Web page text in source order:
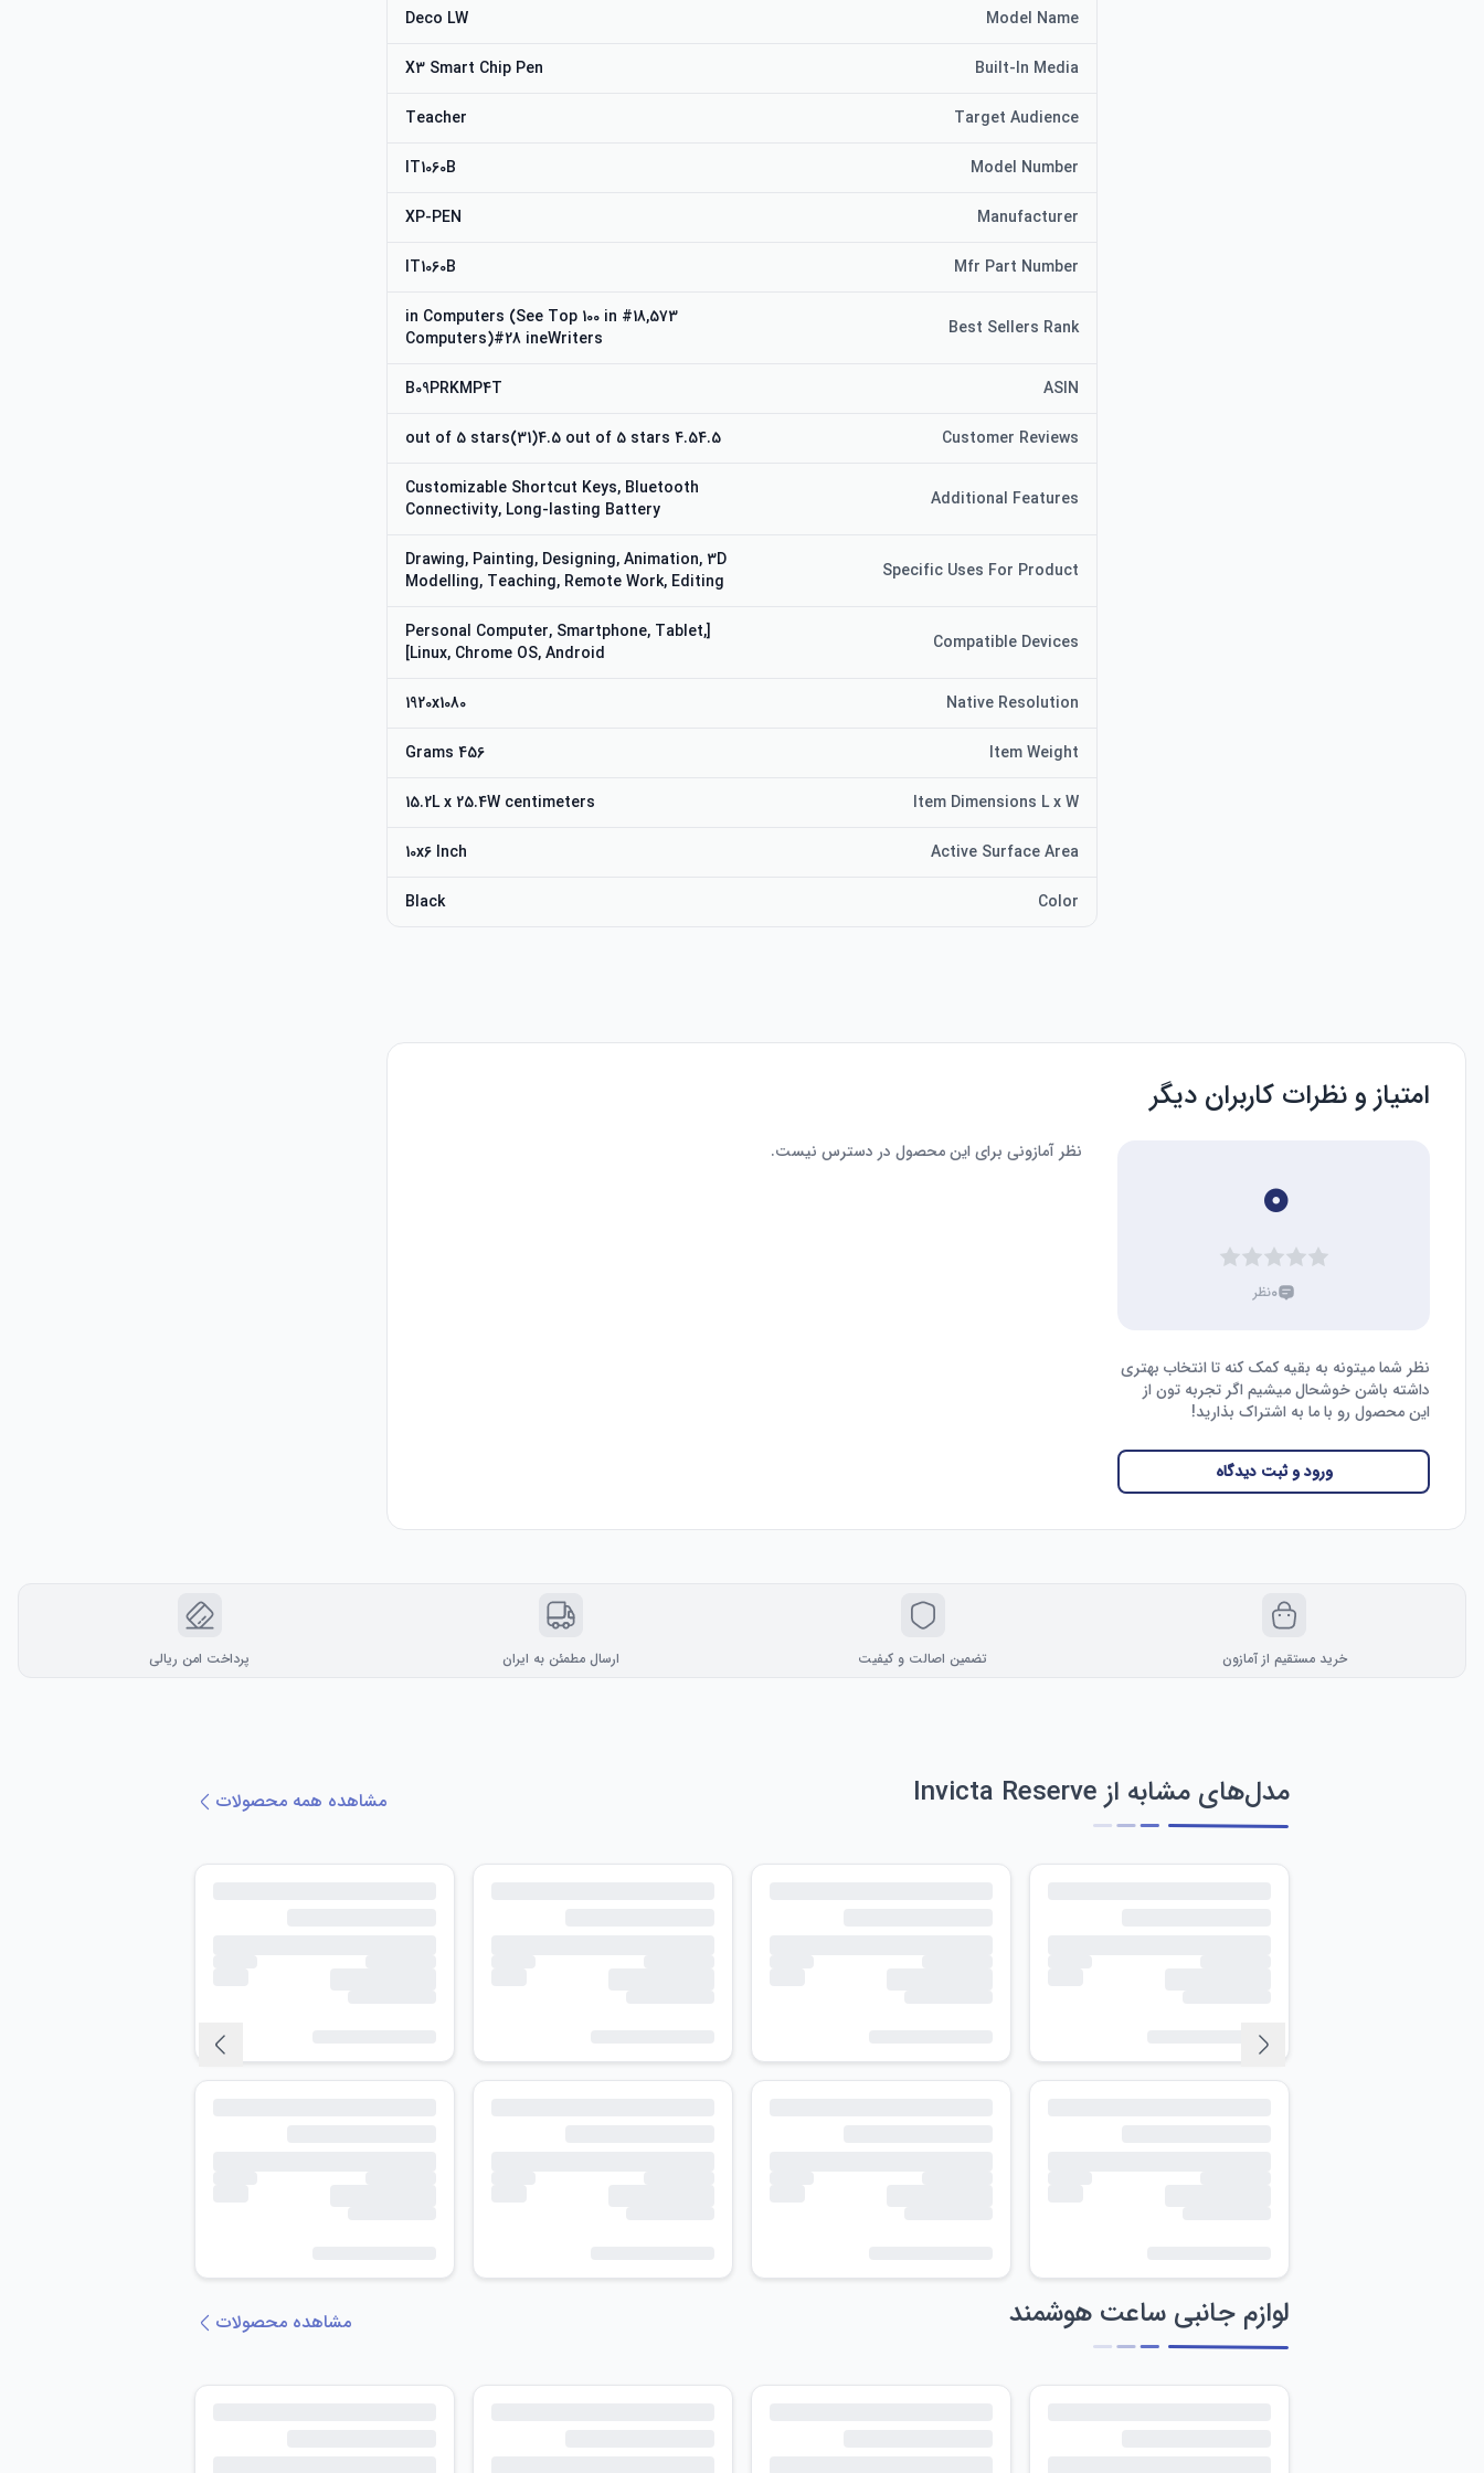
Model Name
Deco LW
Built-In Media
X3 Smart Chip Pen
Target Audience
Teacher
Model Number
IT1060B
Manufacturer
XP-PEN
Mfr Part Number
IT1060B
Best Sellers Rank
#18,573 in Computers (See Top 100 in
Computers)#28 ineWriters
ASIN
B09PRKMP4T
Customer Reviews
4.54.5 out of 5 stars(31)4.5 out of 5 stars
Additional Features
Customizable Shortcut Keys, Bluetooth
Connectivity, Long-lasting Battery
Specific Uses For Product
Drawing, Painting, Designing, Animation, 3D
Modelling, Teaching, Remote Work, Editing
Compatible Devices
[Personal Computer, Smartphone, Tablet,
Linux, Chrome OS, Android]
Native Resolution
1920x1080
Item Weight
456 Grams
Item Dimensions L x W
15.2L x 25.4W centimeters
Active Surface Area
10x6 Inch
Color
Black
امتیاز و نظرات کاربران دیگر
۰
۰نظر
نظر شما میتونه به بقیه کمک کنه تا انتخاب بهتری
داشته باشن خوشحال میشیم اگر تجربه تون از
این محصول رو با ما به اشتراک بذارید!
ورود و ثبت دیدگاه
نظر آمازونی برای این محصول در دسترس نیست.
خرید مستقیم از آمازون تضمین اصالت و کیفیت ارسال مطمئن به ایران پرداخت امن ریالی
مدل‌های مشابه از Invicta Reserve مشاهده همه محصولات
لوازم جانبی ساعت هوشمند مشاهده محصولات